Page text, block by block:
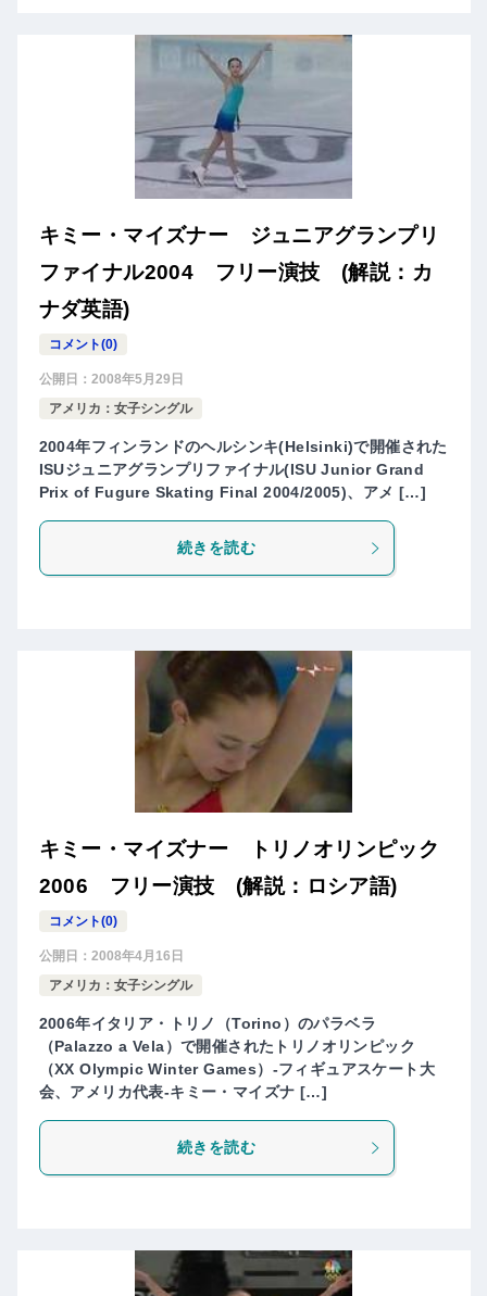
キミー・マイズナー ジュニアグランプリ
ファイナル2004 フリー演技 (解説：カ
ナダ英語)
コメント(0)
公開日： 2008年5月29日
アメリカ：女子シングル
2004年フィンランドのヘルシンキ(Helsinki)で開催された
ISUジュニアグランプリファイナル(ISU Junior Grand
Prix of Fugure Skating Final 2004/2005)、アメ […]
続きを読む
キミー・マイズナー トリノオリンピック
2006 フリー演技 (解説：ロシア語)
コメント(0)
公開日： 2008年4月16日
アメリカ：女子シングル
2006年イタリア・トリノ（Torino）のパラベラ
（Palazzo a Vela）で開催されたトリノオリンピック
（XX Olympic Winter Games）-フィギュアスケート大
会、アメリカ代表-キミー・マイズナ […]
続きを読む